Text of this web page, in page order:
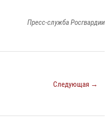
Пресс-служба Росгвардии
Следующая →